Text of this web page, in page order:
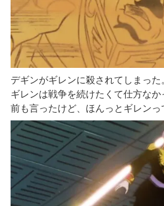
デギンがギレンに殺されてしまった
ギレンは戦争を続けたくて仕方なか
前も言ったけど、ほんっとギレンっ